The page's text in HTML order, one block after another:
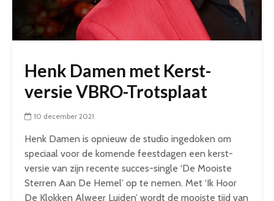
Henk Damen met Kerst-
versie VBRO-Trotsplaat
10 december 2021
Henk Damen is opnieuw de studio ingedoken om
speciaal voor de komende feestdagen een kerst-
versie van zijn recente succes-single ‘De Mooiste
Sterren Aan De Hemel’ op te nemen. Met ‘Ik Hoor
De Klokken Alweer Luiden’ wordt de mooiste tijd van